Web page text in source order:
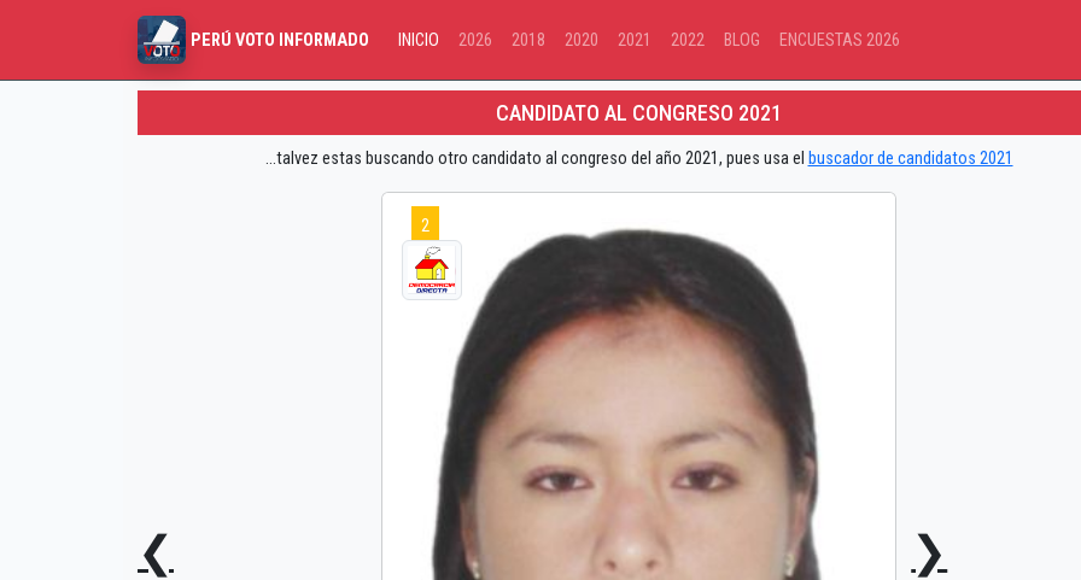
PERÚ VOTO INFORMADO INICIO 2026 2018 2020 2021 2022 BLOG ENCUESTAS 2026
CANDIDATO AL CONGRESO 2021
...talvez estas buscando otro candidato al congreso del año 2021, pues usa el buscador de candidatos 2021
❮
2
❯